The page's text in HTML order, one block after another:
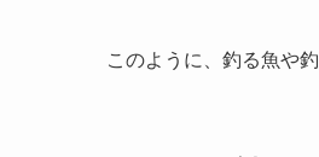
このように、釣る魚や